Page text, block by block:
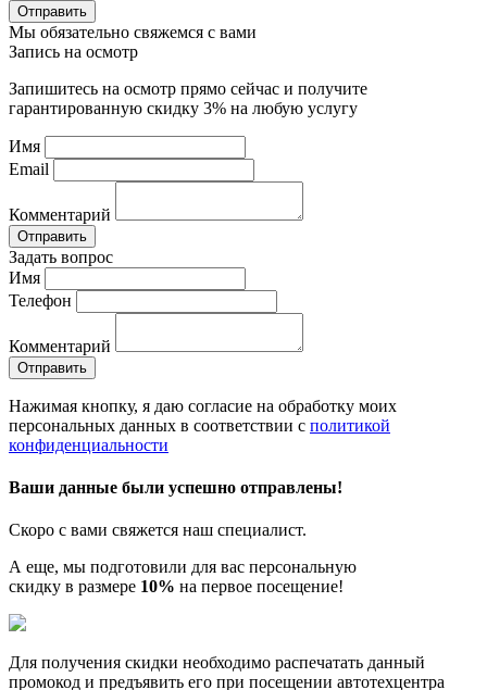
Отправить
Мы обязательно свяжемся с вами
Запись на осмотр
Запишитесь на осмотр прямо сейчас и получите
гарантированную скидку 3% на любую услугу
Имя
Email
Комментарий
Отправить
Задать вопрос
Имя
Телефон
Комментарий
Отправить
Нажимая кнопку, я даю согласие на обработку моих
персональных данных в соответствии с политикой
конфиденциальности
Ваши данные были успешно отправлены!
Скоро с вами свяжется наш специалист.
А еще, мы подготовили для вас персональную
скидку в размере 10% на первое посещение!
Для получения скидки необходимо распечатать данный
промокод и предъявить его при посещении автотехцентра